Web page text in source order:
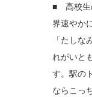
■ 高校生
界速やか
「たし
れがいと
す。駅の
ならこっ